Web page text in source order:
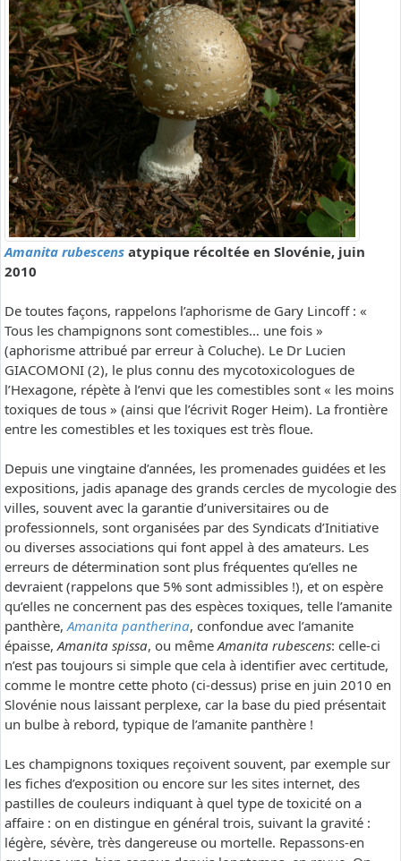
Amanita rubescens atypique récoltée en Slovénie, juin
2010
De toutes façons, rappelons l’aphorisme de Gary Lincoff : «
Tous les champignons sont comestibles… une fois »
(aphorisme attribué par erreur à Coluche). Le Dr Lucien
GIACOMONI (2), le plus connu des mycotoxicologues de
l’Hexagone, répète à l’envi que les comestibles sont « les moins
toxiques de tous » (ainsi que l’écrivit Roger Heim). La frontière
entre les comestibles et les toxiques est très floue.
Depuis une vingtaine d’années, les promenades guidées et les
expositions, jadis apanage des grands cercles de mycologie des
villes, souvent avec la garantie d’universitaires ou de
professionnels, sont organisées par des Syndicats d’Initiative
ou diverses associations qui font appel à des amateurs. Les
erreurs de détermination sont plus fréquentes qu’elles ne
devraient (rappelons que 5% sont admissibles !), et on espère
qu’elles ne concernent pas des espèces toxiques, telle l’amanite
panthère,Amanita pantherina, confondue avec l’amanite
épaisse,Amanita spissa, ou mêmeAmanita rubescens: celle-ci
n’est pas toujours si simple que cela à identifier avec certitude,
comme le montre cette photo (ci-dessus) prise en juin 2010 en
Slovénie nous laissant perplexe, car la base du pied présentait
un bulbe à rebord, typique de l’amanite panthère !
Les champignons toxiques reçoivent souvent, par exemple sur
les fiches d’exposition ou encore sur les sites internet, des
pastilles de couleurs indiquant à quel type de toxicité on a
affaire : on en distingue en général trois, suivant la gravité :
légère, sévère, très dangereuse ou mortelle. Repassons-en